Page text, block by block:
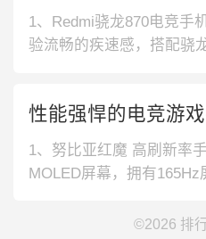
星E4屏，画面细节更加栩
手机，采用全面
1、Redmi骁龙870电竞手
验流畅的疾速感，搭配骁
挖孔大小适中，不影响日
W快充手机，采用新一代
使用更
性能强悍的电竞游
1、努比亚红魔 高刷新率
MOLED屏幕，拥有
OG 大电池手机，配备了
©2026 排